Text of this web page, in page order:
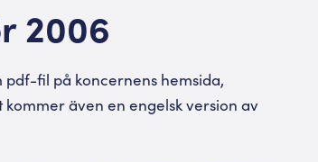
2006
pdf-fil på koncernens hemsida,
även en engelsk version av